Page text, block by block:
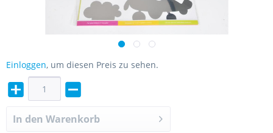
Einloggen, um diesen Preis zu sehen.
In den Warenkorb